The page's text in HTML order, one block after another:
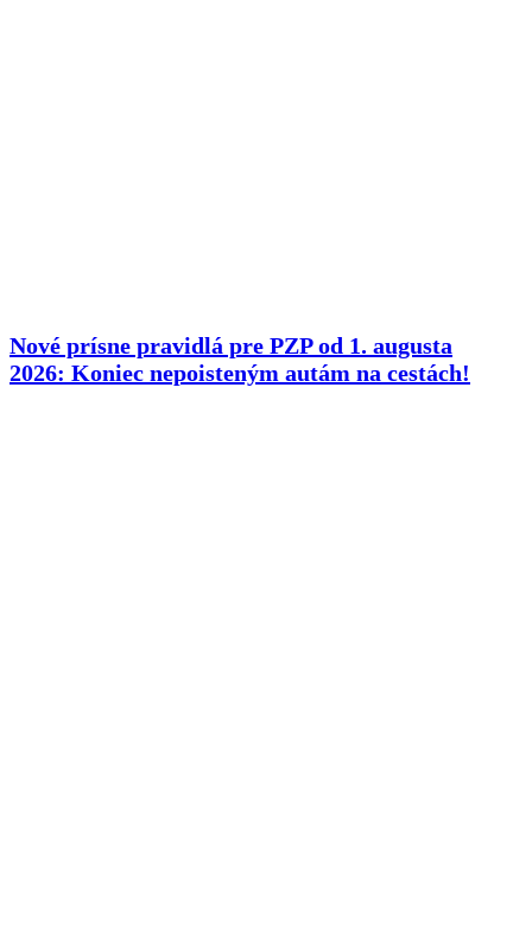
Nové prísne pravidlá pre PZP od 1. augusta
2026: Koniec nepoisteným autám na cestách!